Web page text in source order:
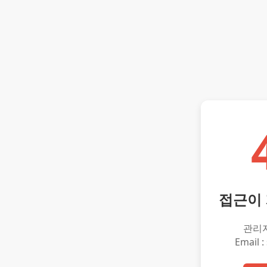
접근이
관리
Email